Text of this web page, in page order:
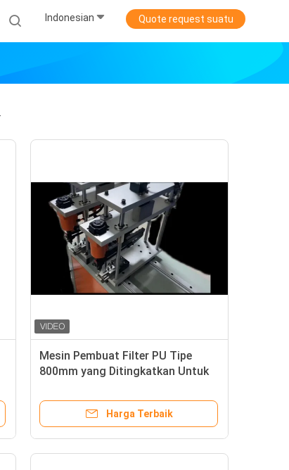
Indonesian Quote request suatu
Mesin Pembuat Filter PU Tipe
800mm yang Ditingkatkan Untuk
Harga Terbaik